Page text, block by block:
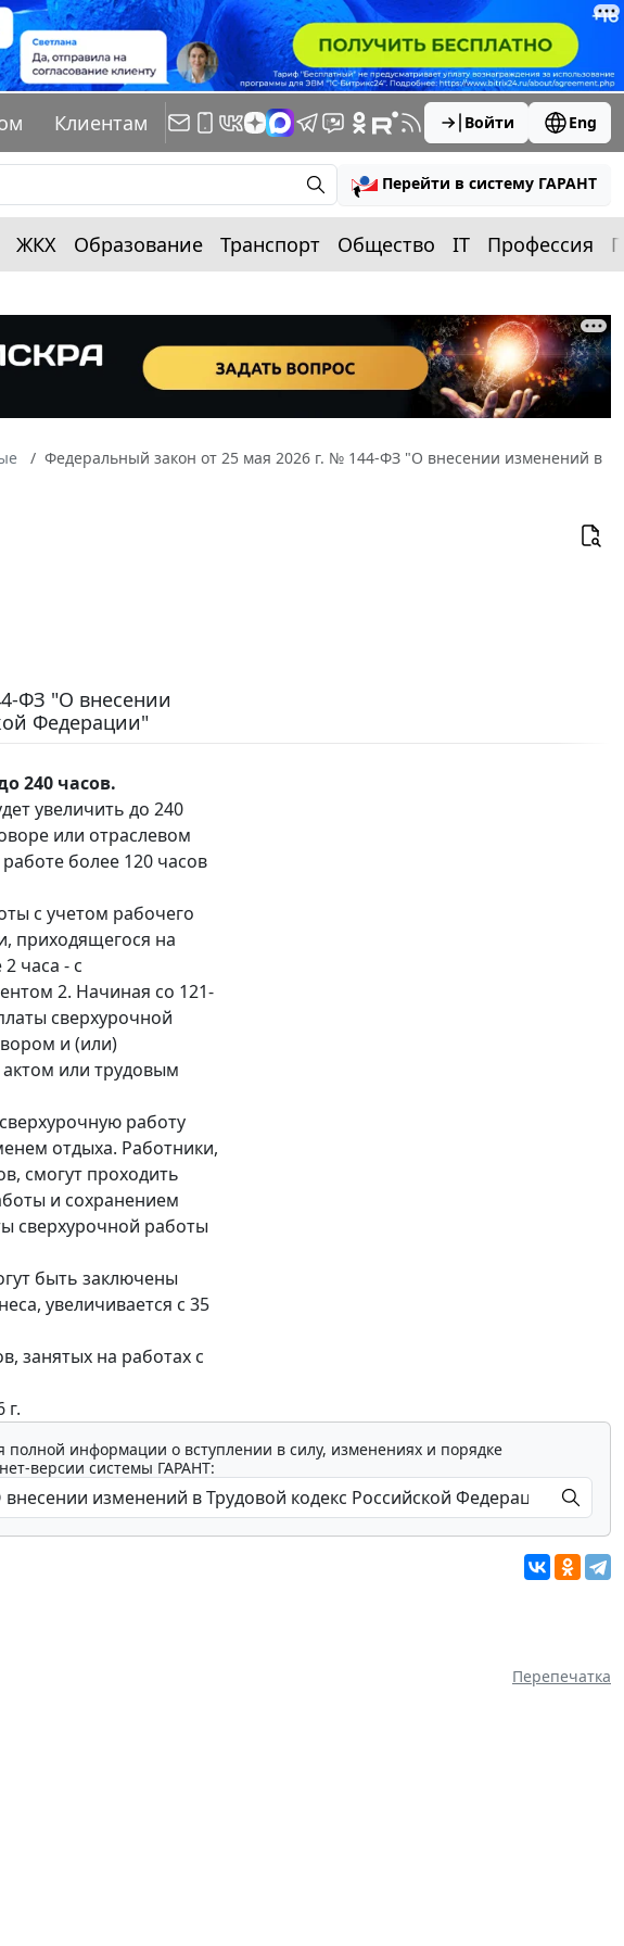
Клиентам Войти Eng
Перейти в систему ГАРАНТ
ЖКХ Образование Транспорт Общество IT Профессия
Федеральный закон от 25 мая 2026 г. № 144-ФЗ "О внесении изменений в
ФЗ "О внесении
Федерации"
240 часов.
увеличить до 240
или отраслевом
более 120 часов
с учетом рабочего
приходящегося на
часа - с
2. Начиная со 121-
сверхурочной
и (или)
или трудовым
работу
отдыха. Работники,
смогут проходить
и сохранением
сверхурочной работы
быть заключены
увеличивается с 35
занятых на работах с
г.
полной информации о вступлении в силу, изменениях и порядке
версии системы ГАРАНТ:
Перепечатка